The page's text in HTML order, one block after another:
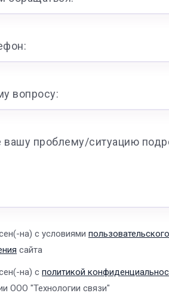
вопросу:
вашу проблему/ситуацию
на) с условиями пользовательского
сайта
на) с политикой
ООО "Технологии связи"